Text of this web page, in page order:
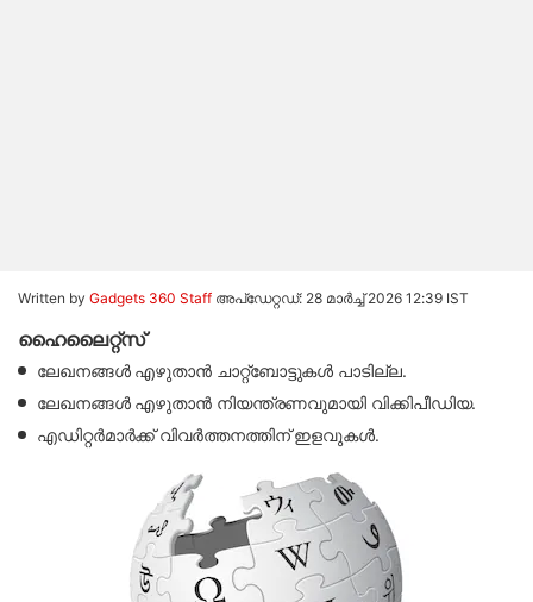
Written by Gadgets 360 Staff അപ്‌ഡേറ്റഡ്: 28 മാർച്ച് 2026 12:39 IST
ഹൈലൈറ്റ്സ്
ലേഖനങ്ങൾ എഴുതാൻ ചാറ്റ്‌ബോട്ടുകൾ പാടില്ല.
ലേഖനങ്ങൾ എഴുതാൻ നിയന്ത്രണവുമായി വിക്കിപീഡിയ.
എഡിറ്റർമാർക്ക് വിവർത്തനത്തിന് ഇളവുകൾ.